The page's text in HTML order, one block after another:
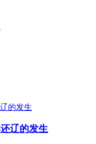
辽的发生